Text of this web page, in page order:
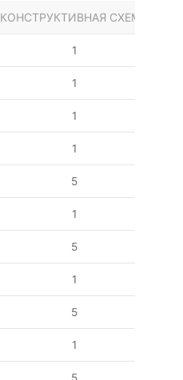
КОНСТРУКТИВНАЯ СХЕМА
1
1
1
1
5
1
5
1
5
1
5